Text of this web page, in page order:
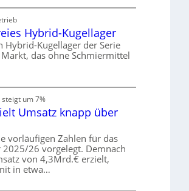
Hybrid-Kugellager
Hybrid-Kugellager der Serie
das ohne Schmiermittel
um 7%
Umsatz knapp über
vorläufigen Zahlen für das
2025/26 vorgelegt. Demnach
von 4,3Mrd.€ erzielt,
in etwa…